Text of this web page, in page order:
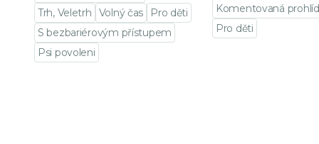
Trh, Veletrh
Volný čas
Pro děti
S bezbariérovým přístupem
Psi povoleni
Komentovaná
Pro děti